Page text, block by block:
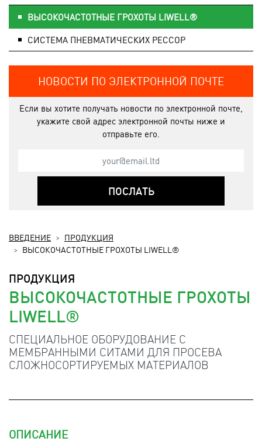
ВВЕДЕНИЕ
ПРОДУКЦИЯ
ВЫСОКОЧАСТОТНЫЕ ГРОХОТЫ LIWELL®
ПРОДУКЦИЯ
ВЫСОКОЧАСТОТНЫЕ ГРОХОТЫ
LIWELL®
СПЕЦИАЛЬНОЕ ОБОРУДОВАНИЕ С
МЕМБРАННЫМИ СИТАМИ ДЛЯ ПРОСЕВА
СЛОЖНОСОРТИРУЕМЫХ МАТЕРИАЛОВ
ОПИСАНИЕ
ВЫСОКОЧАСТОТНЫЕ ГРОХОТЫ LIWELL®
СИСТЕМA ПНЕВМАТИЧЕСКИХ РЕССОР
НОВОСТИ ПО ЭЛЕКТРОННОЙ ПОЧТЕ
Если вы хотите получать новости по электронной почте,
укажите свой адрес электронной почты ниже и
отправьте его.
ПОСЛАТЬ